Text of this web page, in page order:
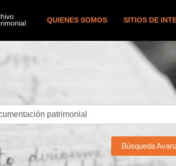
QUIENES SOMOS SITIOS DE
Búsqueda